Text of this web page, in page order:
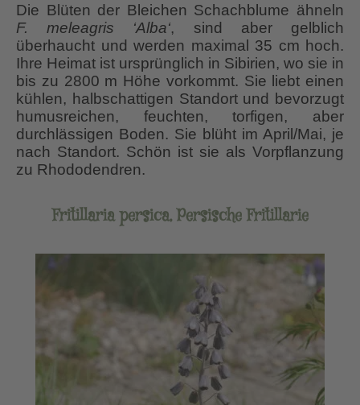
Die Blüten der Bleichen Schachblume ähneln
F. meleagris ‘Alba‘, sind aber gelblich
überhaucht und werden maximal 35 cm hoch.
Ihre Heimat ist ursprünglich in Sibirien, wo sie in
bis zu 2800 m Höhe vorkommt. Sie liebt einen
kühlen, halbschattigen Standort und bevorzugt
humusreichen, feuchten, torfigen, aber
durchlässigen Boden. Sie blüht im April/Mai, je
nach Standort. Schön ist sie als Vorpflanzung
zu Rhododendren.
Fritillaria persica, Persische Fritillarie